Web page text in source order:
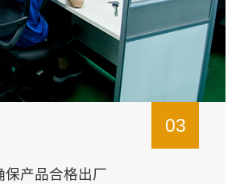
03
保产品合格出厂